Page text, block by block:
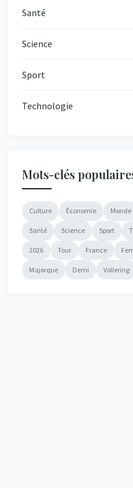
Santé
Science
Sport
Technologie
Mots-clés
Culture Économie Monde
Santé Science Sport
2026 Tour France
Majorque Demi Vollering